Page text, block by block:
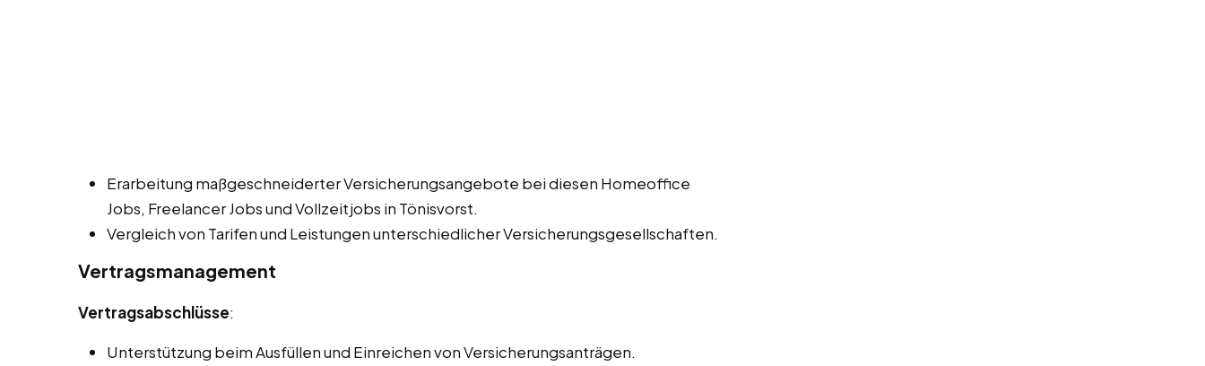
Erarbeitung maßgeschneiderter Versicherungsangebote bei diesen Homeoffice
Jobs, Freelancer Jobs und Vollzeitjobs in Tönisvorst.
Vergleich von Tarifen und Leistungen unterschiedlicher Versicherungsgesellschaften.
Vertragsmanagement
Vertragsabschlüsse:
Unterstützung beim Ausfüllen und Einreichen von Versicherungsanträgen.